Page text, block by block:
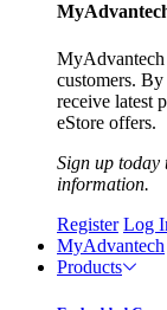
MyAdvantech
customers.
receive latest
eStore offers.
Sign up today
information.
Register Log
MyAdvantech
Products